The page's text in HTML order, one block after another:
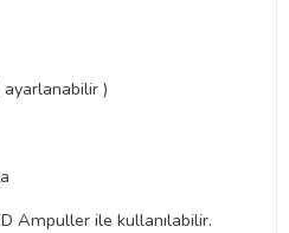
)
ile kullanılabilir.